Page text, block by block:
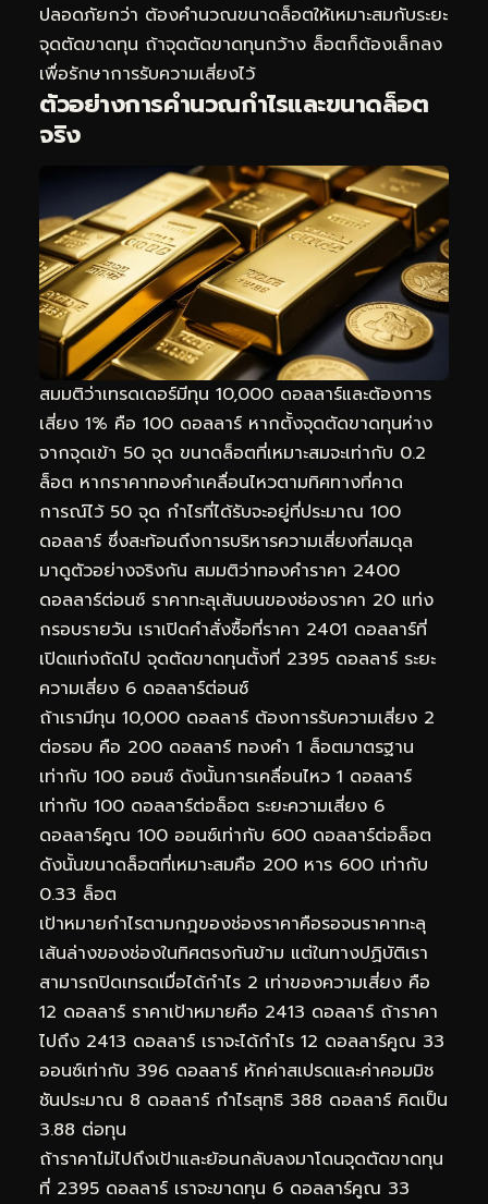
ปลอดภัยกว่า ต้องคำนวณขนาดล็อตให้เหมาะสมกับระยะ
จุดตัดขาดทุน ถ้าจุดตัดขาดทุนกว้าง ล็อตก็ต้องเล็กลง
เพื่อรักษาการรับความเสี่ยงไว้
ตัวอย่างการคำนวณกำไรและขนาดล็อต
จริง
สมมติว่าเทรดเดอร์มีทุน 10,000 ดอลลาร์และต้องการ
เสี่ยง 1% คือ 100 ดอลลาร์ หากตั้งจุดตัดขาดทุนห่าง
จากจุดเข้า 50 จุด ขนาดล็อตที่เหมาะสมจะเท่ากับ 0.2
ล็อต หากราคาทองคำเคลื่อนไหวตามทิศทางที่คาด
การณ์ไว้ 50 จุด กำไรที่ได้รับจะอยู่ที่ประมาณ 100
ดอลลาร์ ซึ่งสะท้อนถึงการบริหารความเสี่ยงที่สมดุล
มาดูตัวอย่างจริงกัน สมมติว่าทองคำราคา 2400
ดอลลาร์ต่อนซ์ ราคาทะลุเส้นบนของช่องราคา 20 แท่ง
กรอบรายวัน เราเปิดคำสั่งซื้อที่ราคา 2401 ดอลลาร์ที่
เปิดแท่งถัดไป จุดตัดขาดทุนตั้งที่ 2395 ดอลลาร์ ระยะ
ความเสี่ยง 6 ดอลลาร์ต่อนซ์
ถ้าเรามีทุน 10,000 ดอลลาร์ ต้องการรับความเสี่ยง 2
ต่อรอบ คือ 200 ดอลลาร์ ทองคำ 1 ล็อตมาตรฐาน
เท่ากับ 100 ออนซ์ ดังนั้นการเคลื่อนไหว 1 ดอลลาร์
เท่ากับ 100 ดอลลาร์ต่อล็อต ระยะความเสี่ยง 6
ดอลลาร์คูณ 100 ออนซ์เท่ากับ 600 ดอลลาร์ต่อล็อต
ดังนั้นขนาดล็อตที่เหมาะสมคือ 200 หาร 600 เท่ากับ
0.33 ล็อต
เป้าหมายกำไรตามกฎของช่องราคาคือรอจนราคาทะลุ
เส้นล่างของช่องในทิศตรงกันข้าม แต่ในทางปฏิบัติเรา
สามารถปิดเทรดเมื่อได้กำไร 2 เท่าของความเสี่ยง คือ
12 ดอลลาร์ ราคาเป้าหมายคือ 2413 ดอลลาร์ ถ้าราคา
ไปถึง 2413 ดอลลาร์ เราจะได้กำไร 12 ดอลลาร์คูณ 33
ออนซ์เท่ากับ 396 ดอลลาร์ หักค่าสเปรดและค่าคอมมิช
ชันประมาณ 8 ดอลลาร์ กำไรสุทธิ 388 ดอลลาร์ คิดเป็น
3.88 ต่อทุน
ถ้าราคาไม่ไปถึงเป้าและย้อนกลับลงมาโดนจุดตัดขาดทุน
ที่ 2395 ดอลลาร์ เราจะขาดทุน 6 ดอลลาร์คูณ 33